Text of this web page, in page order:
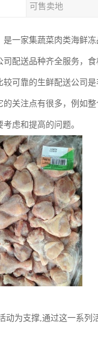
可售卖地
一家集蔬菜肉类海鲜
配送品种齐全服务，食
可靠的生鲜配送公司
关注点有很多，例如
虑和提高的问题。
为支撑,通过这一系列